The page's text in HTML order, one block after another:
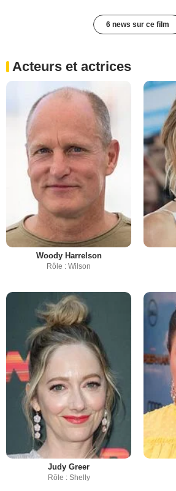
6 news sur ce film
Acteurs et actrices
Woody Harrelson
Rôle : Wilson
Judy Greer
Rôle : Shelly